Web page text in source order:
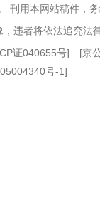
刊用本网站稿件，
违者将依法追究法
证040655号] [京
号-1]